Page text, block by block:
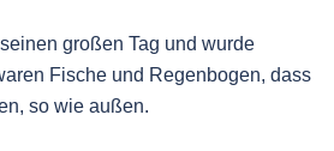
großen Tag und wurde
Fische und Regenbogen, dass
so wie außen.